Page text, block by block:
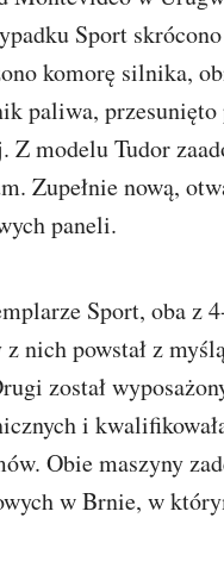
Sport
komorę silnika,
paliwa,
modelu Tudor
Zupełnie nową,
paneli.
Sport, oba
nich powstał z
został
i
Obie maszyny
w Brnie, w